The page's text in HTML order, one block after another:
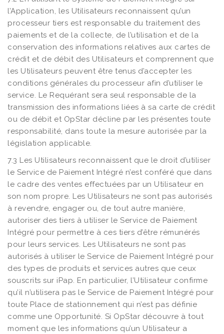
l’Application, les Utilisateurs reconnaissent qu’un
processeur tiers est responsable du traitement des
paiements et de la collecte, de l’utilisation et de la
conservation des informations relatives aux cartes de
crédit et de débit des Utilisateurs et comprennent que
les Utilisateurs peuvent être tenus d’accepter les
conditions générales du processeur afin d’utiliser le
service. Le Requérant sera seul responsable de la
transmission des informations liées à sa carte de crédit
ou de débit et OpStar décline par les présentes toute
responsabilité, dans toute la mesure autorisée par la
législation applicable.
7.3 Les Utilisateurs reconnaissent que le droit d’utiliser
le Service de Paiement Intégré n’est conféré que dans
le cadre des ventes effectuées par un Utilisateur en
son nom propre. Les Utilisateurs ne sont pas autorisés
à revendre, engager ou, de tout autre manière,
autoriser des tiers à utiliser le Service de Paiement
Intégré pour permettre à ces tiers d’être rémunérés
pour leurs services. Les Utilisateurs ne sont pas
autorisés à utiliser le Service de Paiement Intégré pour
des types de produits et services autres que ceux
souscrits sur iPap. En particulier, l’Utilisateur confirme
qu’il n’utilisera pas le Service de Paiement Intégré pour
toute Place de stationnement qui n’est pas définie
comme une Opportunité. Si OpStar découvre à tout
moment que les informations qu’un Utilisateur a